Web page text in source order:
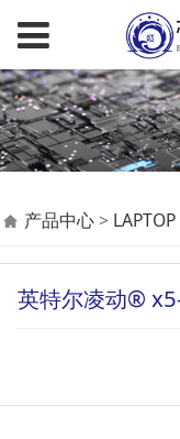
英特尔
处理器
产品中心> LAPTOP
英特尔凌动®